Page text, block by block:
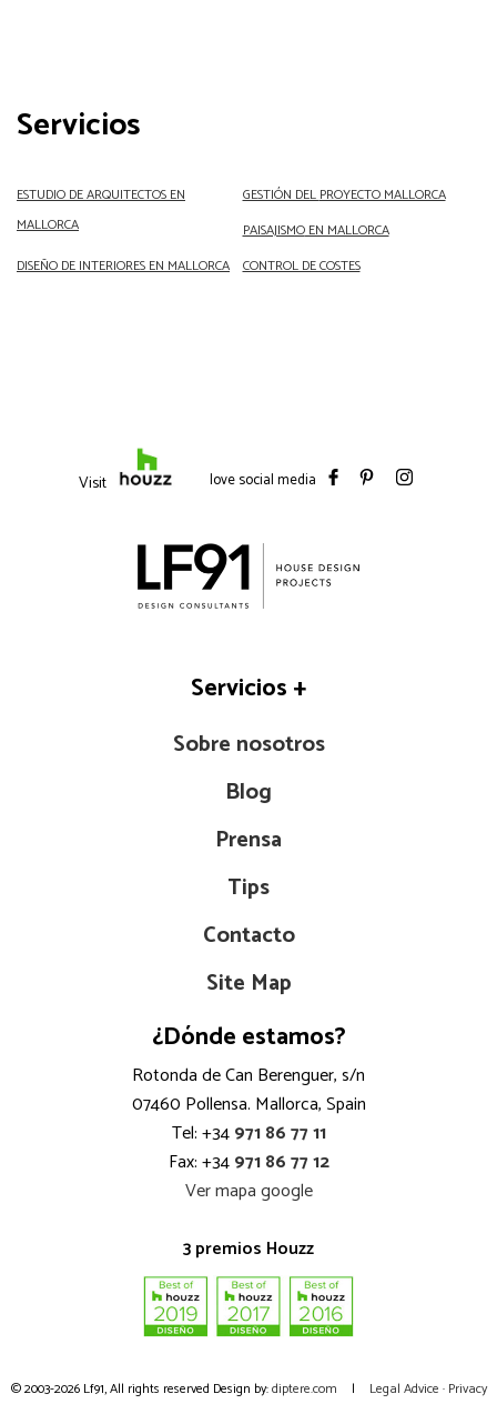
Servicios
ESTUDIO DE ARQUITECTOS EN
MALLORCA
GESTIÓN DELPROYECTO MALLORCA
PAISAJISMOEN MALLORCA
DISEÑO DE INTERIORES EN MALLORCA
CONTROL DE COSTES
Visit love social media
Servicios+
Sobre nosotros
Blog
Prensa
Tips
Contacto
Site Map
¿Dónde estamos?
Rotonda de Can Berenguer, s/n
07460 Pollensa. Mallorca, Spain
Tel: +34971 86 77 11
Fax: +34971 86 77 12
Ver mapa google
3 premios Houzz
© 2003-2026 Lf91, All rights reserved Design by:diptere.com | Legal Advice · Privacy